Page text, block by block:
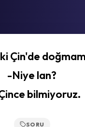
Çin'de
-Niye lan?
bilmiyoruz.
SORU